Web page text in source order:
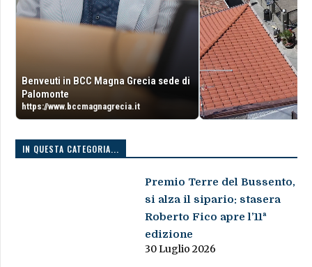
Benveuti in BCC Magna Grecia sede di
Palomonte
https://www.bccmagnagrecia.it
IN QUESTA CATEGORIA...
Premio Terre del Bussento,
si alza il sipario: stasera
Roberto Fico apre l’11ª
edizione
30 Luglio 2026